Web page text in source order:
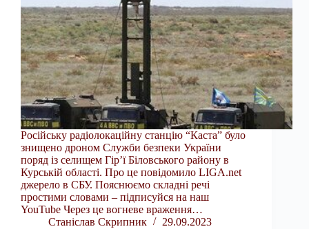
Російську радіолокаційну станцію “Каста” було
знищено дроном Служби безпеки України
поряд із селищем Гір’ї Біловського району в
Курській області. Про це повідомило LIGA.net
джерело в СБУ. Пояснюємо складні речі
простими словами – підписуйся на наш
YouTube Через це вогневе враження…
Станіслав Скрипник
29.09.2023